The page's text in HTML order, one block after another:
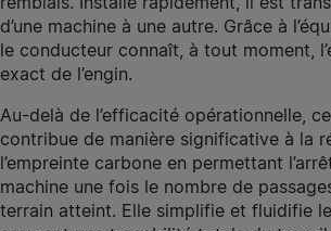
d’une machine à une autre. Grâce à
le conducteur connaît, à tout moment,
exact de l’engin.
Au-delà de l’efficacité opérationnelle,
contribue de manière significative à la
l’empreinte carbone en permettant
machine une fois le nombre de
terrain atteint. Elle simplifie et fluidifie